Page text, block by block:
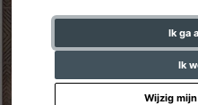
Ik ga
Ik
Wijzig